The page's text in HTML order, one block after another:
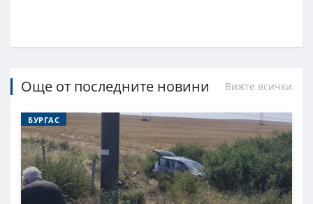
Още от последните новини Вижте всички
БУРГАС